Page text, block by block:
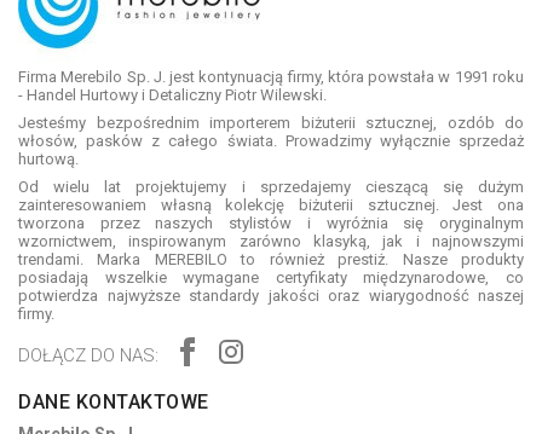
Firma Merebilo Sp. J. jest kontynuacją firmy, która powstała w 1991 roku
- Handel Hurtowy i Detaliczny Piotr Wilewski.
Jesteśmy bezpośrednim importerem biżuterii sztucznej, ozdób do
włosów, pasków z całego świata. Prowadzimy wyłącznie sprzedaż
hurtową.
Od wielu lat projektujemy i sprzedajemy cieszącą się dużym
zainteresowaniem własną kolekcję biżuterii sztucznej. Jest ona
tworzona przez naszych stylistów i wyróżnia się oryginalnym
wzornictwem, inspirowanym zarówno klasyką, jak i najnowszymi
trendami. Marka MEREBILO to również prestiż. Nasze produkty
posiadają wszelkie wymagane certyfikaty międzynarodowe, co
potwierdza najwyższe standardy jakości oraz wiarygodność naszej
firmy.
DOŁĄCZ DO NAS:
DANE KONTAKTOWE